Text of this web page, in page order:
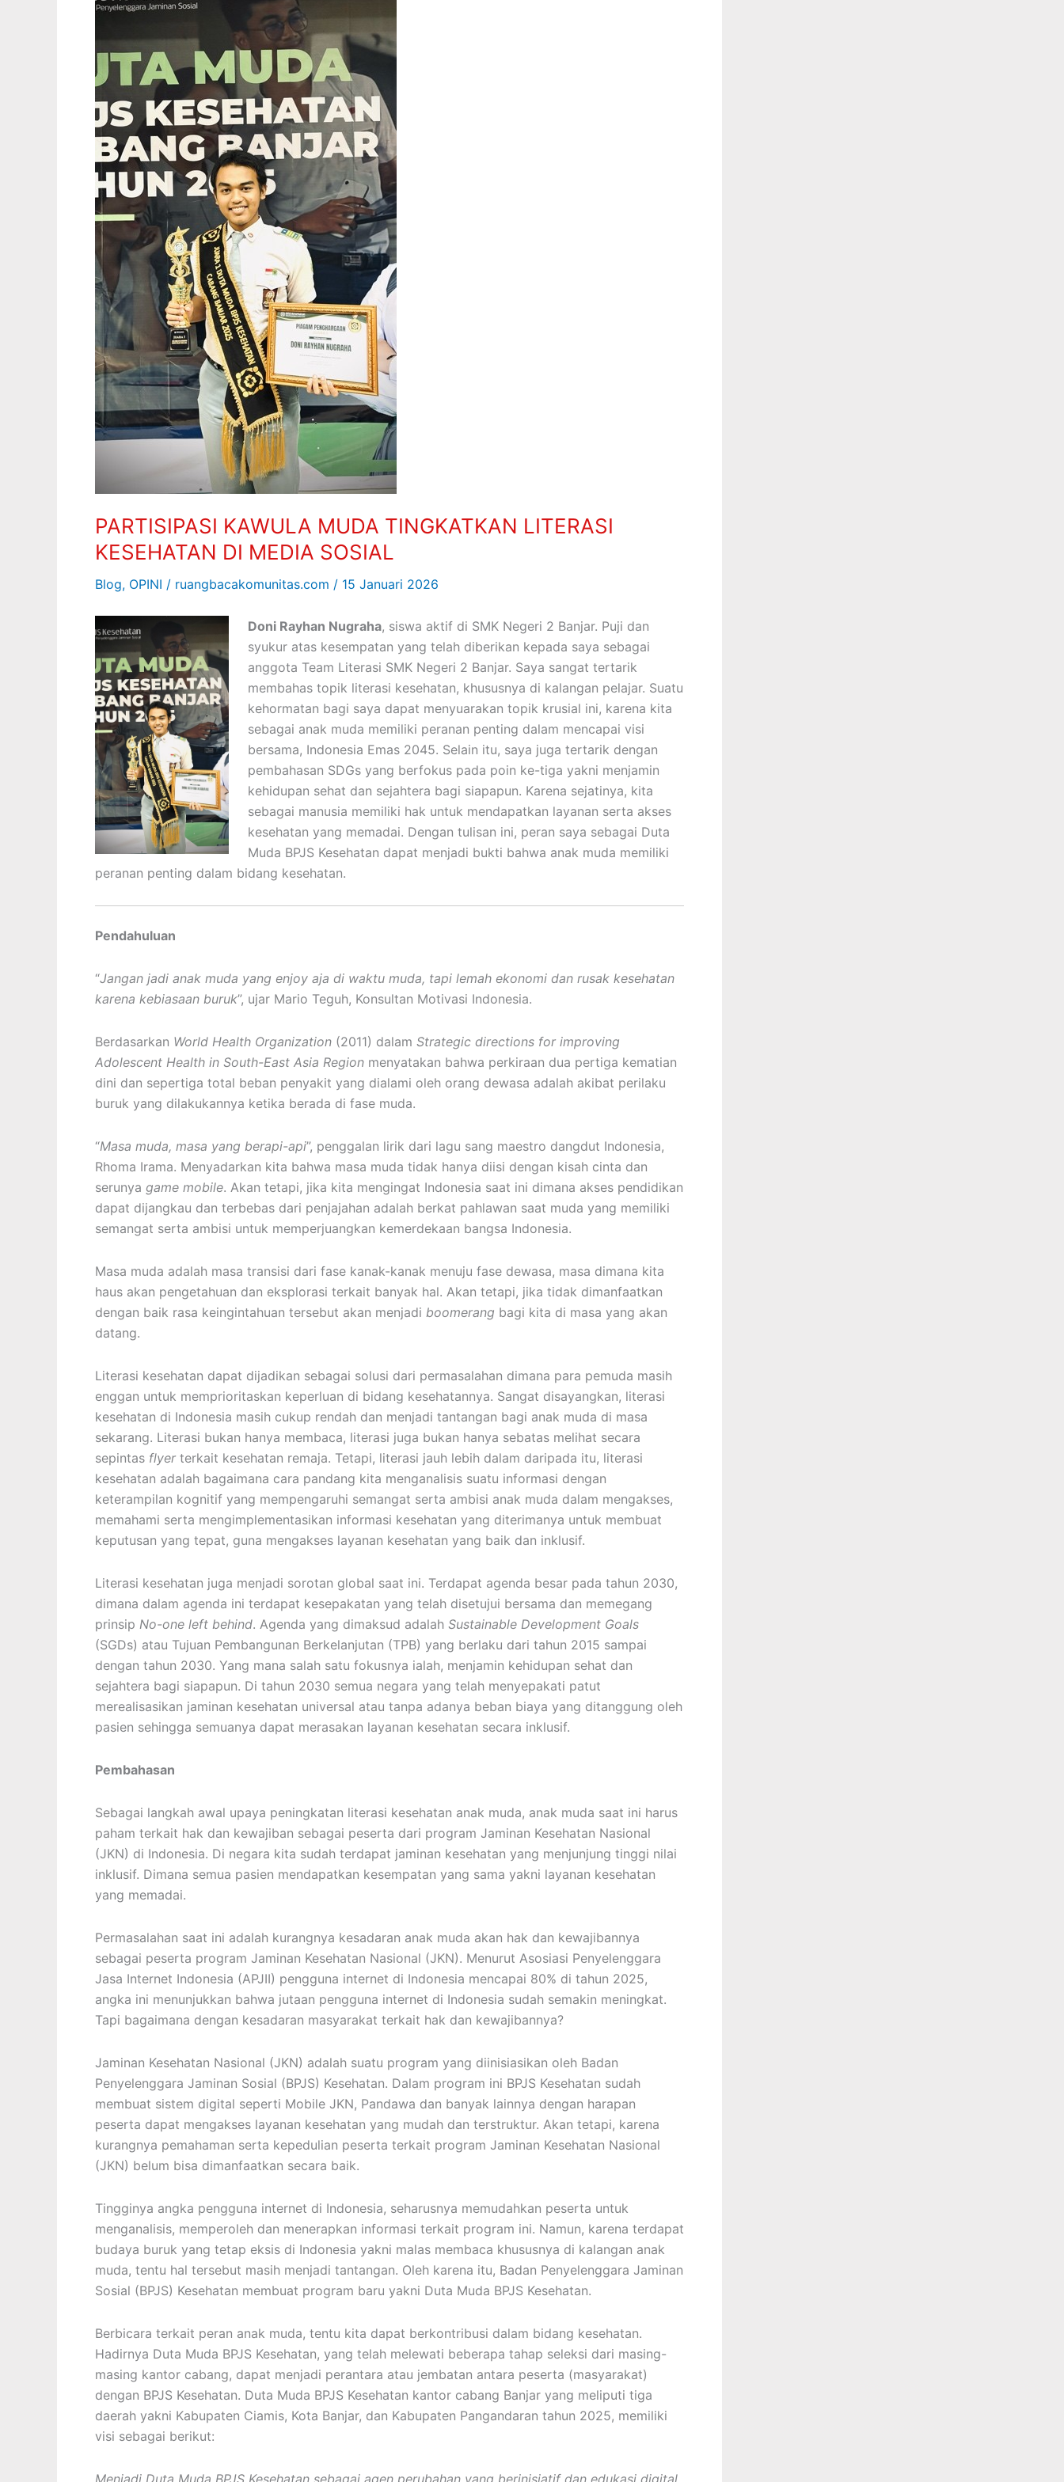
PARTISIPASI KAWULA MUDA TINGKATKAN LITERASI
KESEHATAN DI MEDIA SOSIAL
Blog, OPINI / ruangbacakomunitas.com / 15 Januari 2026
Doni Rayhan Nugraha, siswa aktif di SMK Negeri 2 Banjar. Puji dan
syukur atas kesempatan yang telah diberikan kepada saya sebagai
anggota Team Literasi SMK Negeri 2 Banjar. Saya sangat tertarik
membahas topik literasi kesehatan, khususnya di kalangan pelajar. Suatu
kehormatan bagi saya dapat menyuarakan topik krusial ini, karena kita
sebagai anak muda memiliki peranan penting dalam mencapai visi
bersama, Indonesia Emas 2045. Selain itu, saya juga tertarik dengan
pembahasan SDGs yang berfokus pada poin ke-tiga yakni menjamin
kehidupan sehat dan sejahtera bagi siapapun. Karena sejatinya, kita
sebagai manusia memiliki hak untuk mendapatkan layanan serta akses
kesehatan yang memadai. Dengan tulisan ini, peran saya sebagai Duta
Muda BPJS Kesehatan dapat menjadi bukti bahwa anak muda memiliki
peranan penting dalam bidang kesehatan.
Pendahuluan
“Jangan jadi anak muda yang enjoy aja di waktu muda, tapi lemah ekonomi dan rusak kesehatan
karena kebiasaan buruk”, ujar Mario Teguh, Konsultan Motivasi Indonesia.
Berdasarkan World Health Organization (2011) dalam Strategic directions for improving
Adolescent Health in South-East Asia Region menyatakan bahwa perkiraan dua pertiga kematian
dini dan sepertiga total beban penyakit yang dialami oleh orang dewasa adalah akibat perilaku
buruk yang dilakukannya ketika berada di fase muda.
“Masa muda, masa yang berapi-api”, penggalan lirik dari lagu sang maestro dangdut Indonesia,
Rhoma Irama. Menyadarkan kita bahwa masa muda tidak hanya diisi dengan kisah cinta dan
serunya game mobile. Akan tetapi, jika kita mengingat Indonesia saat ini dimana akses pendidikan
dapat dijangkau dan terbebas dari penjajahan adalah berkat pahlawan saat muda yang memiliki
semangat serta ambisi untuk memperjuangkan kemerdekaan bangsa Indonesia.
Masa muda adalah masa transisi dari fase kanak-kanak menuju fase dewasa, masa dimana kita
haus akan pengetahuan dan eksplorasi terkait banyak hal. Akan tetapi, jika tidak dimanfaatkan
dengan baik rasa keingintahuan tersebut akan menjadi boomerang bagi kita di masa yang akan
datang.
Literasi kesehatan dapat dijadikan sebagai solusi dari permasalahan dimana para pemuda masih
enggan untuk memprioritaskan keperluan di bidang kesehatannya. Sangat disayangkan, literasi
kesehatan di Indonesia masih cukup rendah dan menjadi tantangan bagi anak muda di masa
sekarang. Literasi bukan hanya membaca, literasi juga bukan hanya sebatas melihat secara
sepintas flyerterkait kesehatan remaja. Tetapi, literasi jauh lebih dalam daripada itu, literasi
kesehatan adalah bagaimana cara pandang kita menganalisis suatu informasi dengan
keterampilan kognitif yang mempengaruhi semangat serta ambisi anak muda dalam mengakses,
memahami serta mengimplementasikan informasi kesehatan yang diterimanya untuk membuat
keputusan yang tepat, guna mengakses layanan kesehatan yang baik dan inklusif.
Literasi kesehatan juga menjadi sorotan global saat ini. Terdapat agenda besar pada tahun 2030,
dimana dalam agenda ini terdapat kesepakatan yang telah disetujui bersama dan memegang
prinsip No-one left behind. Agenda yang dimaksud adalah Sustainable Development Goals
(SGDs) atau Tujuan Pembangunan Berkelanjutan (TPB) yang berlaku dari tahun 2015 sampai
dengan tahun 2030. Yang mana salah satu fokusnya ialah, menjamin kehidupan sehat dan
sejahtera bagi siapapun. Di tahun 2030 semua negara yang telah menyepakati patut
merealisasikan jaminan kesehatan universal atau tanpa adanya beban biaya yang ditanggung oleh
pasien sehingga semuanya dapat merasakan layanan kesehatan secara inklusif.
Pembahasan
Sebagai langkah awal upaya peningkatan literasi kesehatan anak muda, anak muda saat ini harus
paham terkait hak dan kewajiban sebagai peserta dari program Jaminan Kesehatan Nasional
(JKN) di Indonesia. Di negara kita sudah terdapat jaminan kesehatan yang menjunjung tinggi nilai
inklusif. Dimana semua pasien mendapatkan kesempatan yang sama yakni layanan kesehatan
yang memadai.
Permasalahan saat ini adalah kurangnya kesadaran anak muda akan hak dan kewajibannya
sebagai peserta program Jaminan Kesehatan Nasional (JKN). Menurut Asosiasi Penyelenggara
Jasa Internet Indonesia (APJII) pengguna internet di Indonesia mencapai 80% di tahun 2025,
angka ini menunjukkan bahwa jutaan pengguna internet di Indonesia sudah semakin meningkat.
Tapi bagaimana dengan kesadaran masyarakat terkait hak dan kewajibannya?
Jaminan Kesehatan Nasional (JKN) adalah suatu program yang diinisiasikan oleh Badan
Penyelenggara Jaminan Sosial (BPJS) Kesehatan. Dalam program ini BPJS Kesehatan sudah
membuat sistem digital seperti Mobile JKN, Pandawa dan banyak lainnya dengan harapan
peserta dapat mengakses layanan kesehatan yang mudah dan terstruktur. Akan tetapi, karena
kurangnya pemahaman serta kepedulian peserta terkait program Jaminan Kesehatan Nasional
(JKN) belum bisa dimanfaatkan secara baik.
Tingginya angka pengguna internet di Indonesia, seharusnya memudahkan peserta untuk
menganalisis, memperoleh dan menerapkan informasi terkait program ini. Namun, karena terdapat
budaya buruk yang tetap eksis di Indonesia yakni malas membaca khususnya di kalangan anak
muda, tentu hal tersebut masih menjadi tantangan. Oleh karena itu, Badan Penyelenggara Jaminan
Sosial (BPJS) Kesehatan membuat program baru yakni Duta Muda BPJS Kesehatan.
Berbicara terkait peran anak muda, tentu kita dapat berkontribusi dalam bidang kesehatan.
Hadirnya Duta Muda BPJS Kesehatan, yang telah melewati beberapa tahap seleksi dari masing-
masing kantor cabang, dapat menjadi perantara atau jembatan antara peserta (masyarakat)
dengan BPJS Kesehatan. Duta Muda BPJS Kesehatan kantor cabang Banjar yang meliputi tiga
daerah yakni Kabupaten Ciamis, Kota Banjar, dan Kabupaten Pangandaran tahun 2025, memiliki
visi sebagai berikut:
Menjadi Duta Muda BPJS Kesehatan sebagai agen perubahan yang berinisiatif dan edukasi digital
MUDA
LITERASI
KESEHATAN
DI
MEDIA
SOSIAL